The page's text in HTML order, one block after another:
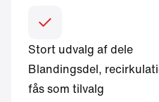
Stort udvalg af dele
Blandingsdel,
fås som tilvalg